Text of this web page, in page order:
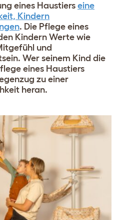
eines Haustiers eine
Kindern
. Die Pflege eines
Kindern Werte wie
und
Wer seinem Kind die
eines Haustiers
zu einer
heran.